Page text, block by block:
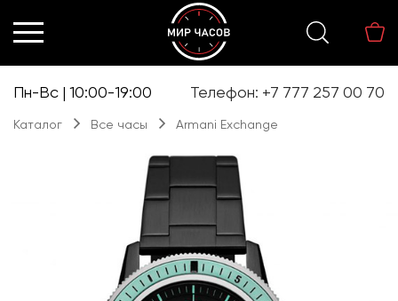
Пн-Вс | 10:00-19:00 Телефон: +7 777 257 00 70
Каталог Все часы Armani Exchange